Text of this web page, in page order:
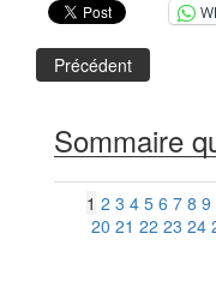
Précédent
Sommaire
1 2 3 4 5 6 7 8 9
20 21 22 23 24